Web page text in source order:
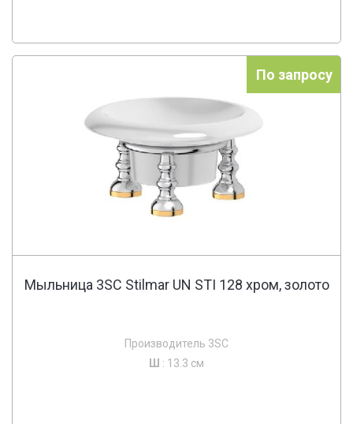
По запросу
Мыльница 3SC Stilmar UN STI 128 хром, золото
Производитель 3SC
Ш : 13.3 см